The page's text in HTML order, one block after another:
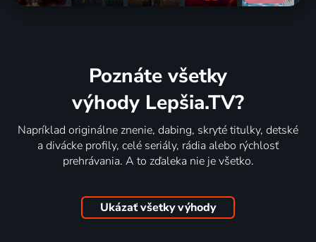
Poznáte všetky
výhody Lepšia.TV?
Napríklad originálne znenie, dabing, skryté titulky, detské
a divácke profily, celé seriály, rádia alebo rýchlosť
prehrávania. A to zďaleka nie je všetko.
Ukázať všetky výhody